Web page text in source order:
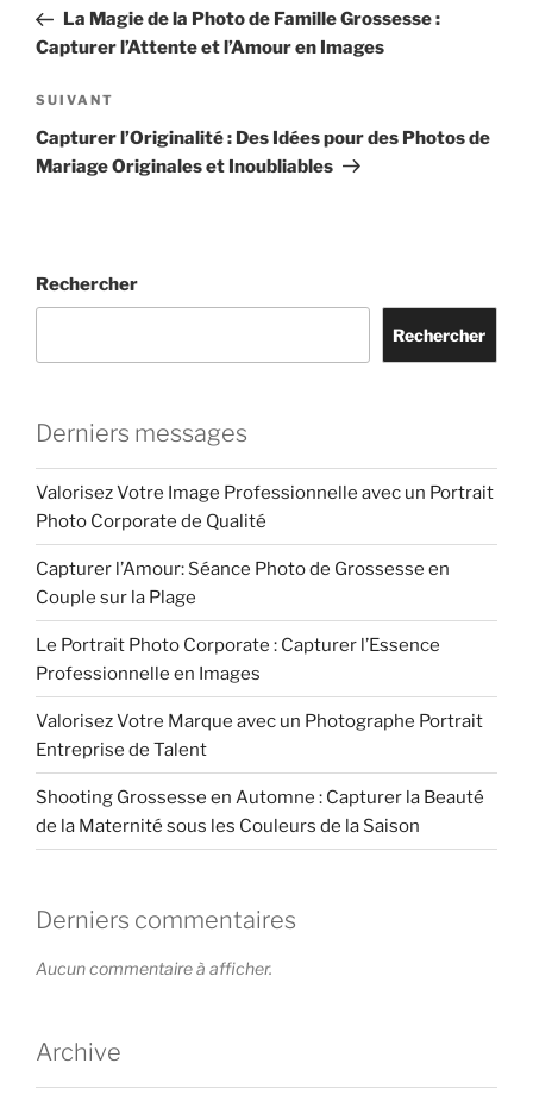
l’article
précédent
La Magie de la Photo de Famille Grossesse :
Capturer l’Attente et l’Amour en Images
Article
suivant
SUIVANT
Capturer l’Originalité : Des Idées pour des Photos de
Mariage Originales et Inoubliables
Rechercher
Rechercher
Derniers messages
Valorisez Votre Image Professionnelle avec un Portrait
Photo Corporate de Qualité
Capturer l’Amour: Séance Photo de Grossesse en
Couple sur la Plage
Le Portrait Photo Corporate : Capturer l’Essence
Professionnelle en Images
Valorisez Votre Marque avec un Photographe Portrait
Entreprise de Talent
Shooting Grossesse en Automne : Capturer la Beauté
de la Maternité sous les Couleurs de la Saison
Derniers commentaires
Aucun commentaire à afficher.
Archive